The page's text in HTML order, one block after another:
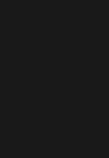
nueva ventana)
ventana)